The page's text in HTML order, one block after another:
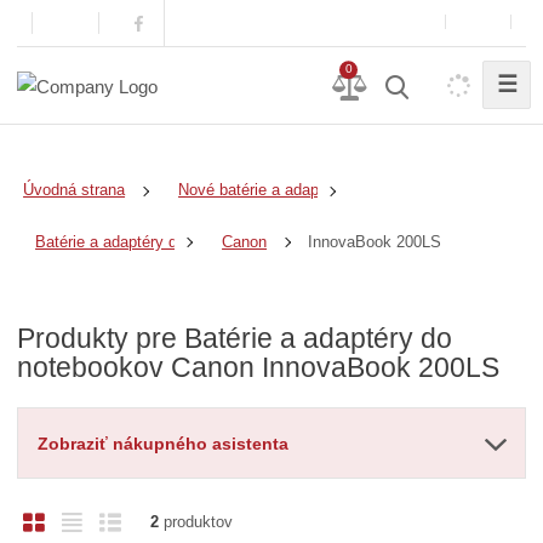
0
☰
Úvodná strana Nové batérie a adaptéry
Batérie a adaptéry do notebookov
Canon InnovaBook 200LS
Produkty pre Batérie a adaptéry do
notebookov Canon InnovaBook 200LS
Zobraziť nákupného asistenta
O
R
2produktov